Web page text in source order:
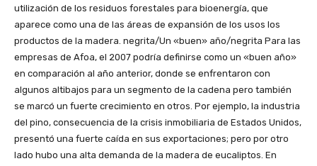
utilización de los residuos forestales para bioenergía, que
aparece como una de las áreas de expansión de los usos los
productos de la madera. negrita/Un «buen» año/negrita Para las
empresas de Afoa, el 2007 podría definirse como un «buen año»
en comparación al año anterior, donde se enfrentaron con
algunos altibajos para un segmento de la cadena pero también
se marcó un fuerte crecimiento en otros. Por ejemplo, la industria
del pino, consecuencia de la crisis inmobiliaria de Estados Unidos,
presentó una fuerte caída en sus exportaciones; pero por otro
lado hubo una alta demanda de la madera de eucaliptos. En